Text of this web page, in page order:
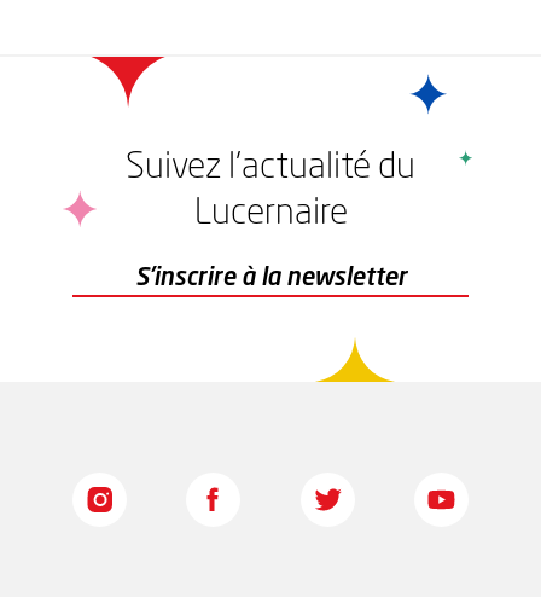
Suivez l'actualité du
Lucernaire
S'inscrire à la newsletter